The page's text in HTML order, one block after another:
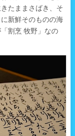
たままさばき、そ
新鮮そのものの海
割烹 牧野」なの